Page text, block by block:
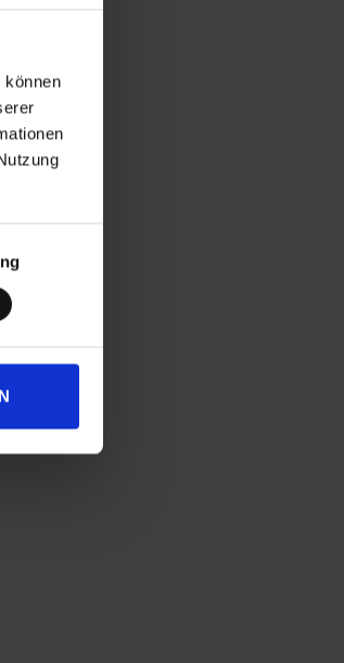
können